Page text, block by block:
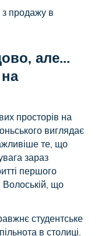
продажу в
але...
просторів на
виглядає
те, що
зараз
першого
Волоській, що
студентське
в столиці.